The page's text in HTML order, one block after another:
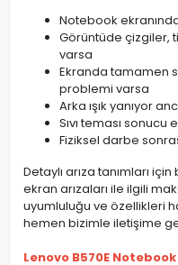
Notebook
Görüntüde çizgiler,
varsa
Ekranda tamamen
problemi varsa
Arka ışık yanıyor
Sıvı teması
Fiziksel darbe
Detaylı arıza tanımları
ekran arızaları ile ilgili
uyumluluğu ve özellikleri
hemen bizimle iletişime
Lenovo B570E